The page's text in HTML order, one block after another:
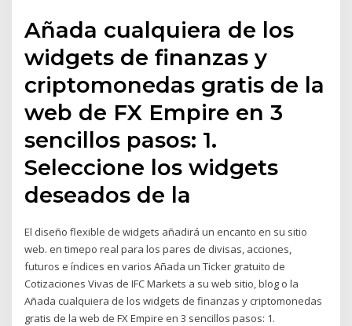
Añada cualquiera de los
widgets de finanzas y
criptomonedas gratis de la
web de FX Empire en 3
sencillos pasos: 1.
Seleccione los widgets
deseados de la
El diseño flexible de widgets añadirá un encanto en su sitio
web. en timepo real para los pares de divisas, acciones,
futuros e índices en varios Añada un Ticker gratuito de
Cotizaciones Vivas de IFC Markets a su web sitio, blog o la
Añada cualquiera de los widgets de finanzas y criptomonedas
gratis de la web de FX Empire en 3 sencillos pasos: 1.